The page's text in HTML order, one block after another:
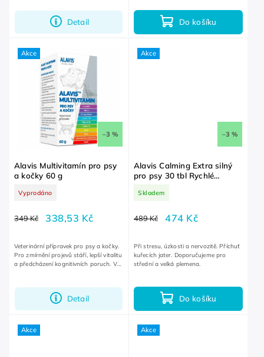
Detail
sportovním...
Do košíku
Akce
–3 %
Alavis Multivitamín pro psy
a kočky 60 g
Vyprodáno
349 Kč 338,53 Kč
Detail
Veterinární přípravek pro psy a kočky.
Pro zmírnění projevů stáří, lepší vitalitu
a předcházení kognitivních poruch. V
Akce
–3 %
Alavis Calming Extra silný
pro psy 30 tbl Rychlé
Skladem
489 Kč 474 Kč
Do košíku
Při stresu, úzkosti a nervozitě. Příchuť
kuřecích jater. Doporučujeme pro
střední a velká plemena.
Akce Akce